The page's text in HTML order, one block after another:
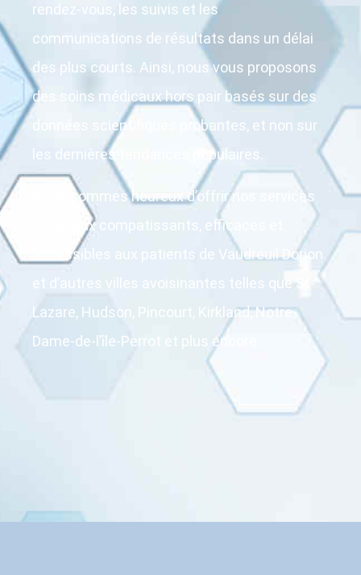
rendez-vous, les suivis et les
communications de résultats dans un délai
des plus courts. Ainsi, nous vous proposons
des soins médicaux hors pair basés sur des
données scientifiques probantes, et non sur
les dernières tendances populaires.
Nous sommes heureux d’offrir nos services
médicaux compatissants, efficaces et
accessibles aux patients de Vaudreuil Dorion
et d’autres villes avoisinantes telles que St-
Lazare, Hudson, Pincourt, Kirkland, Notre-
Dame-de-l’île-Perrot et plus encore.